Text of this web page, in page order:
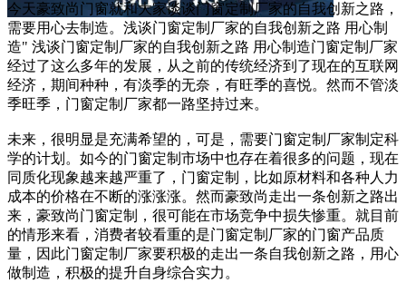
今天豪致尚门窗就和大家谈谈门窗定制厂家的自我创新之路，
需要用心去制造。浅谈门窗定制厂家的自我创新之路 用心制
造" 浅谈门窗定制厂家的自我创新之路 用心制造门窗定制厂家
经过了这么多年的发展，从之前的传统经济到了现在的互联网
经济，期间种种，有淡季的无奈，有旺季的喜悦。然而不管淡
季旺季，门窗定制厂家都一路坚持过来。
未来，很明显是充满希望的，可是，需要门窗定制厂家制定科
学的计划。如今的门窗定制市场中也存在着很多的问题，现在
同质化现象越来越严重了，门窗定制，比如原材料和各种人力
成本的价格在不断的涨涨涨。然而豪致尚走出一条创新之路出
来，豪致尚门窗定制，很可能在市场竞争中损失惨重。就目前
的情形来看，消费者较看重的是门窗定制厂家的门窗产品质
量，因此门窗定制厂家要积极的走出一条自我创新之路，用心
做制造，积极的提升自身综合实力。